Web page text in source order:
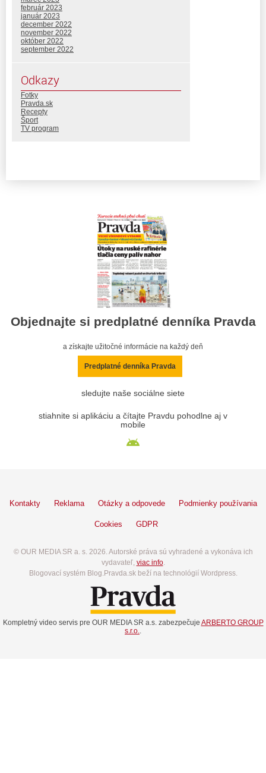
február 2023
január 2023
december 2022
november 2022
október 2022
september 2022
Odkazy
Fotky
Pravda.sk
Recepty
Šport
TV program
Objednajte si predplatné denníka Pravda
a získajte užitočné informácie na každý deň
Predplatné denníka Pravda
sledujte naše sociálne siete
stiahnite si aplikáciu a čítajte Pravdu pohodlne aj v
mobile
Kontakty Reklama Otázky a odpovede Podmienky používania
Cookies GDPR
© OUR MEDIA SR a. s. 2026. Autorské práva sú vyhradené a vykonáva ich
vydavateľ, viac info.
Blogovací systém Blog.Pravda.sk beží na technológií Wordpress.
Kompletný video servis pre OUR MEDIA SR a.s. zabezpečuje ARBERTO GROUP
s.r.o..